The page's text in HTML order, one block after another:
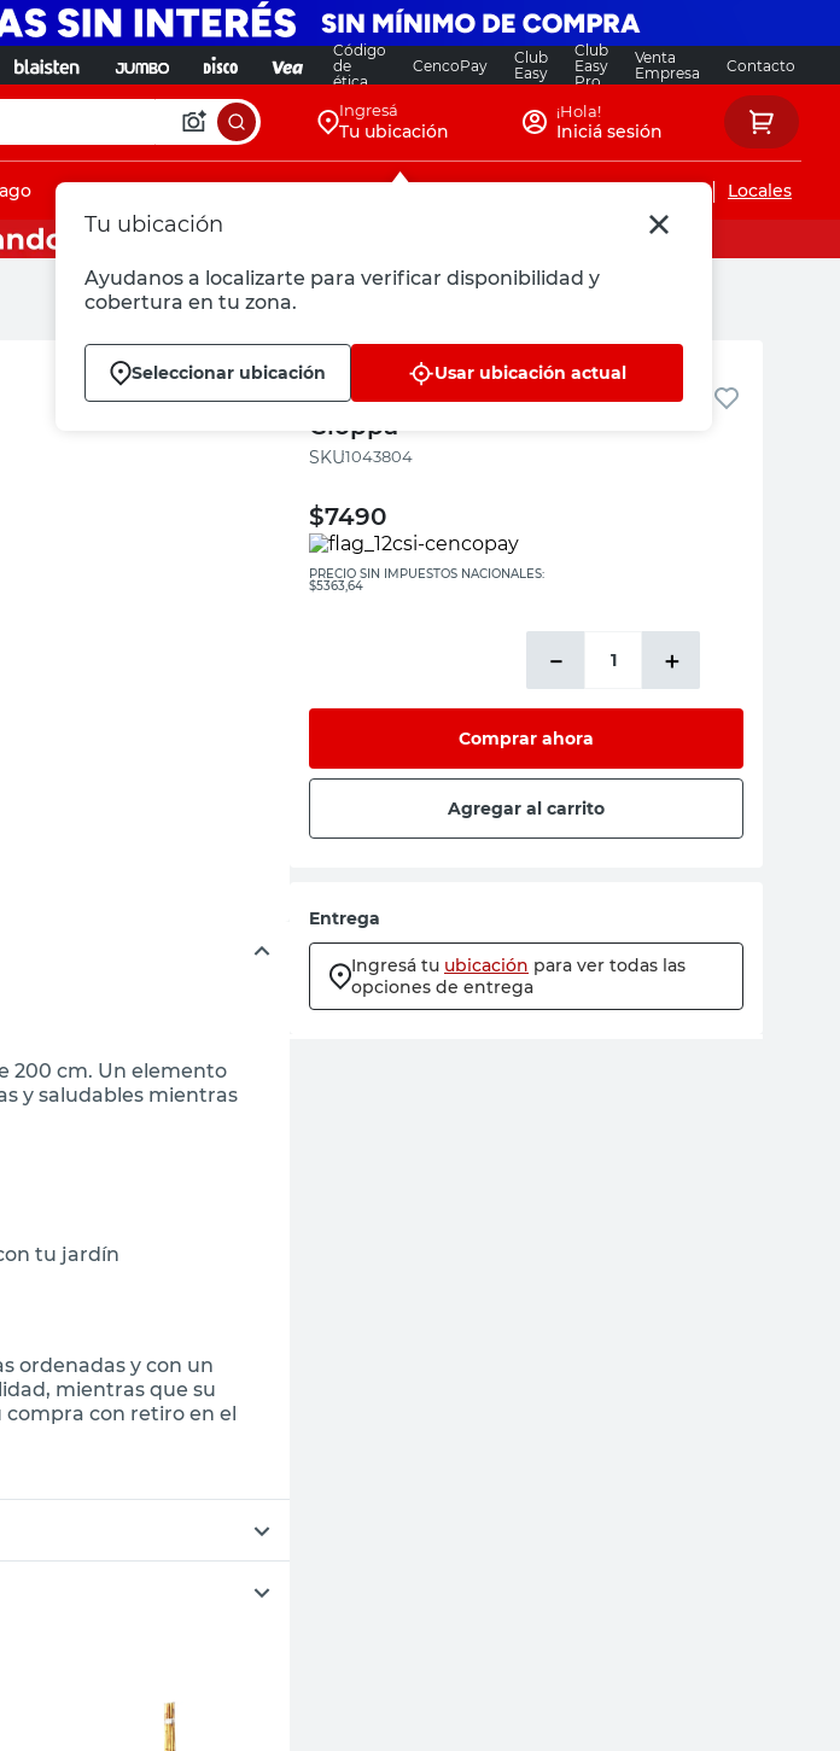
Código
de
ética
CencoPay
Club
Easy
Club
Easy
Pro
Venta
Empresa
Contacto
Ingresá
Tu ubicación
Tu ubicación
Ayudanos a localizarte para verificar disponibilidad y
cobertura en tu zona.
Seleccionar ubicación Usar ubicación actual
¡Hola!
Iniciá sesión
Servicios de instalaciones Locales
200 cm. Un elemento
y saludables mientras
tu jardín
ordenadas y con un
mientras que su
con retiro en el
Macetas La Cioppa
Tutor Caña Bambú 200 Cm La
Cioppa
:1043804
$7490
PRECIO SIN IMPUESTOS NACIONALES:
$5363,64
＋
－
Comprar ahora
Agregar al carrito
Entrega
Ingresá tu ubicación para ver todas las
opciones de entrega